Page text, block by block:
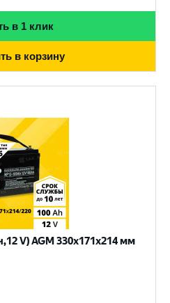
в 1 клик
в корзину
V) AGM 330x171x214 мм